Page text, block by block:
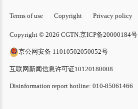
Terms of use Copyright Privacy policy
Copyright © 2026 CGTN. 京ICP备20000184号
京公网安备 11010502050052号
互联网新闻信息许可证10120180008
Disinformation report hotline: 010-85061466